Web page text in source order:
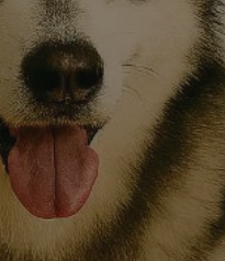
Wydajność Targetowanie
korzystanie z
plików cookie nie można
Provider /
Domena
Okres